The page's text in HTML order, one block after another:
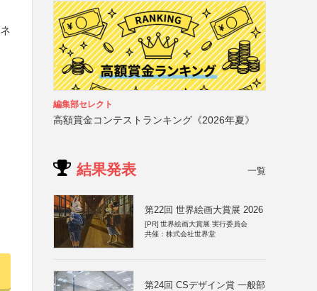
編集部セレクト
高額賞金コンテストランキング《2026年夏》
結果発表 一覧
第22回 世界絵画大賞展 2026
[PR] 世界絵画大賞展 実行委員会
共催：株式会社世界堂
第24回 CSデザイン賞 一般部